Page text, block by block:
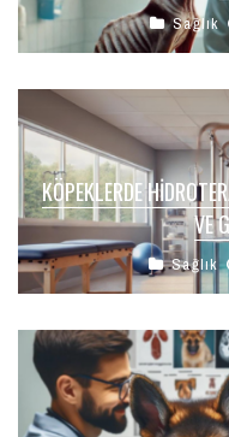
Sağlık
KÖPEKLERDE
VE
Sağlık